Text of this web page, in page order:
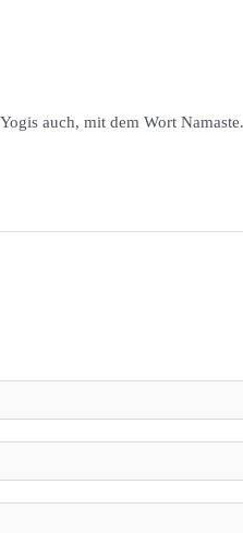
auch, mit dem Wort